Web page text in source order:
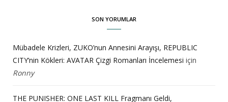
SON YORUMLAR
Mübadele Krizleri, ZUKO’nun Annesini Arayışı, REPUBLIC
CITY’nin Kökleri: AVATAR Çizgi Romanları İncelemesi için
Ronny
THE PUNISHER: ONE LAST KILL Fragmanı Geldi,